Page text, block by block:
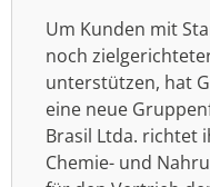
Um Kunden mit
noch
unterstützen, hat
eine neue
Brasil Ltda. richtet
Chemie- und